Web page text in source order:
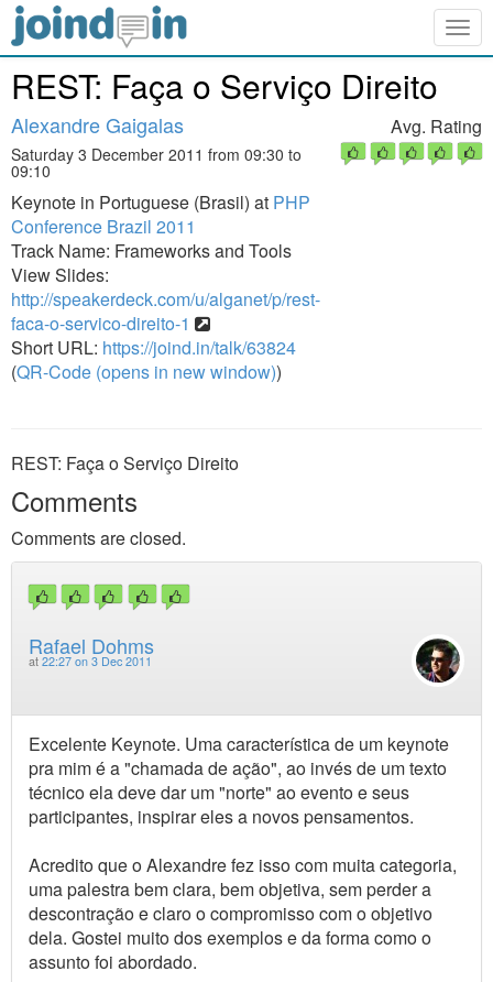
REST: Faça o Serviço Direito
Alexandre Gaigalas
Saturday 3 December 2011 from 09:30 to
09:10
Keynote in Portuguese (Brasil) at PHP
Conference Brazil 2011
Track Name: Frameworks and Tools
View Slides:
http://speakerdeck.com/u/alganet/p/rest-
faca-o-servico-direito-1
Short URL: https://joind.in/talk/63824
(QR-Code (opens in new window))
Avg. Rating
REST: Faça o Serviço Direito
Comments
Comments are closed.
Rafael Dohms
at 22:27 on 3 Dec 2011
Excelente Keynote. Uma característica de um keynote
pra mim é a "chamada de ação", ao invés de um texto
técnico ela deve dar um "norte" ao evento e seus
participantes, inspirar eles a novos pensamentos.
Acredito que o Alexandre fez isso com muita categoria,
uma palestra bem clara, bem objetiva, sem perder a
descontração e claro o compromisso com o objetivo
dela. Gostei muito dos exemplos e da forma como o
assunto foi abordado.